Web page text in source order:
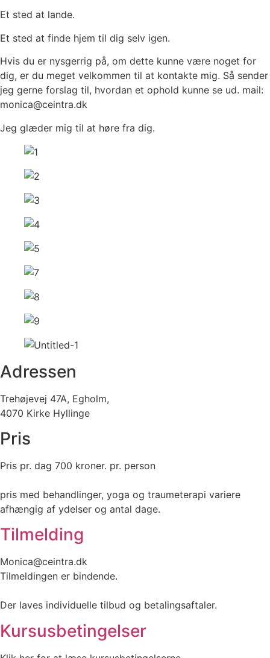
Et sted at lande.
Et sted at finde hjem til dig selv igen.
Hvis du er nysgerrig på, om dette kunne være noget for
dig, er du meget velkommen til at kontakte mig. Så sender
jeg gerne forslag til, hvordan et ophold kunne se ud. mail:
monica@ceintra.dk
Jeg glæder mig til at høre fra dig.
Adressen
Trehøjevej 47A, Egholm,
4070 Kirke Hyllinge
Pris
Pris pr. dag 700 kroner. pr. person
pris med behandlinger, yoga og traumeterapi variere
afhængig af ydelser og antal dage.
Tilmelding
Monica@ceintra.dk
Tilmeldingen er bindende.
Der laves individuelle tilbud og betalingsaftaler.
Kursusbetingelser